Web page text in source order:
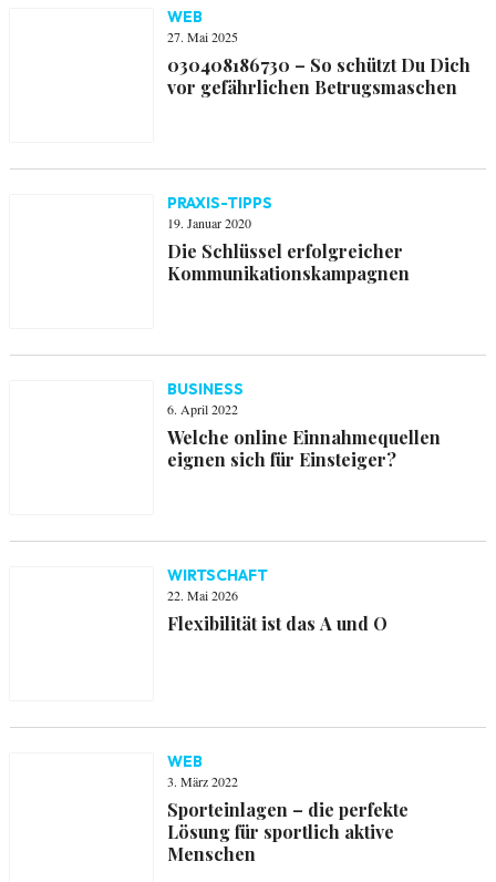
WEB
27. Mai 2025
030408186730 – So schützt Du Dich
vor gefährlichen Betrugsmaschen
PRAXIS-TIPPS
19. Januar 2020
Die Schlüssel erfolgreicher
Kommunikationskampagnen
BUSINESS
6. April 2022
Welche online Einnahmequellen
eignen sich für Einsteiger?
WIRTSCHAFT
22. Mai 2026
Flexibilität ist das A und O
WEB
3. März 2022
Sporteinlagen – die perfekte
Lösung für sportlich aktive
Menschen